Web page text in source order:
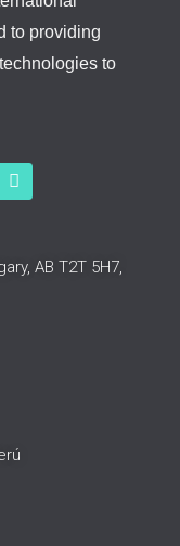
to providing
to
Y
o
b
e
AB T2T 5H7,